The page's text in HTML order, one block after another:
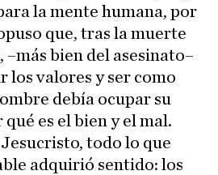
la mente humana, por
que, tras la muerte
bien del asesinato–
los valores y ser como
debía ocupar su
es el bien y el mal.
todo lo que
adquirió sentido: los